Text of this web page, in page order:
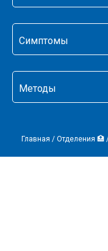
Симптомы
Методы
Главная / Отделения 🏥